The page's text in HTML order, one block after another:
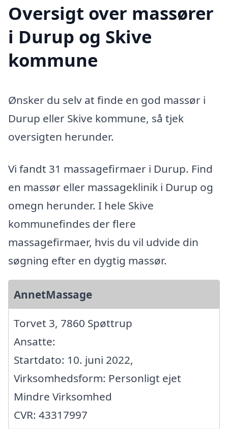
Oversigt over massører
i Durup og Skive
kommune
Ønsker du selv at finde en god massør i
Durup eller Skive kommune, så tjek
oversigten herunder.
Vi fandt 31 massagefirmaer i Durup. Find
en massør eller massageklinik i Durup og
omegn herunder. I hele Skive
kommunefindes der flere
massagefirmaer, hvis du vil udvide din
søgning efter en dygtig massør.
AnnetMassage
Torvet 3, 7860 Spøttrup
Ansatte:
Startdato: 10. juni 2022,
Virksomhedsform: Personligt ejet
Mindre Virksomhed
CVR: 43317997